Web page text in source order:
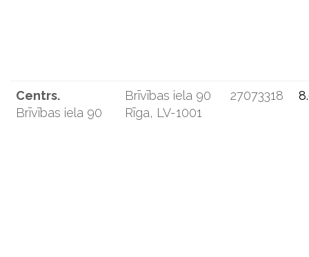
Centrs.
Brīvības iela 90
Brīvības iela 90
Rīga, LV-1001
27073318